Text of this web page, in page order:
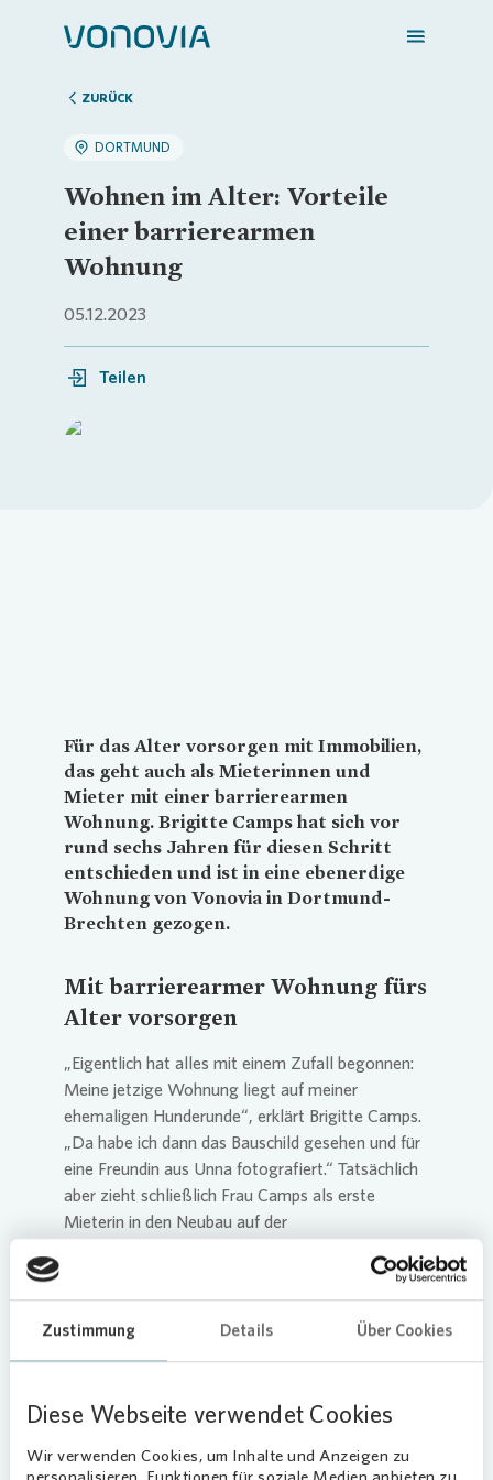
Zustimmung Details Über Cookies
Diese Webseite verwendet Cookies
Wir verwenden Cookies, um Inhalte und Anzeigen zu
Zuhause finden
Mein Zuhause
Meine Stadt
ZURÜCK
DORTMUND
Wohnen im Alter: Vorteile
einer barrierearmen
Wohnung
05.12.2023
Teilen
Für das Alter vorsorgen mit Immobilien,
das geht auch als Mieterinnen und
Mieter mit einer barrierearmen
Wohnung. Brigitte Camps hat sich vor
rund sechs Jahren für diesen Schritt
entschieden und ist in eine ebenerdige
Wohnung von Vonovia in Dortmund-
Brechten gezogen.
Mit barrierearmer Wohnung fürs
Alter vorsorgen
„Eigentlich hat alles mit einem Zufall begonnen:
Meine jetzige Wohnung liegt auf meiner
ehemaligen Hunderunde“, erklärt Brigitte Camps.
„Da habe ich dann das Bauschild gesehen und für
eine Freundin aus Unna fotografiert.“ Tatsächlich
aber zieht schließlich Frau Camps als erste
Mieterin in den Neubau auf der
gemeinsame Haus haben sie dieses Jahr verkauft.
Trotz anfänglicher Zweifel, bereut haben sie
winterliche Schneeschippen fehlt beiden nicht. „Es
gibt eben für jede Lebenssituation auch die